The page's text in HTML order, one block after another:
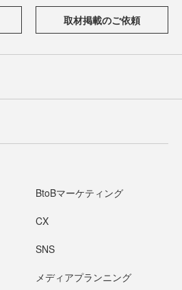
取材掲載のご依頼
BtoBマーケティング
CX
SNS
メディアプランニング